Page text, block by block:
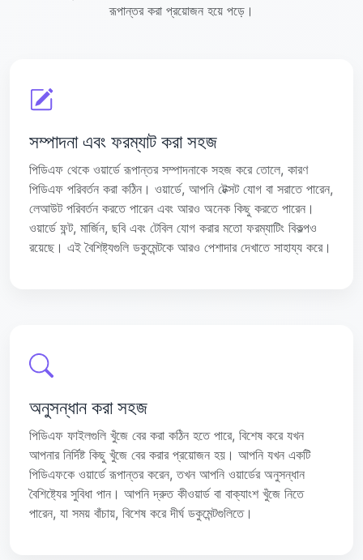
রূপান্তর করা প্রয়োজন হয়ে পড়ে।
সম্পাদনা এবং ফরম্যাট করা সহজ
পিডিএফ থেকে ওয়ার্ডে রূপান্তর সম্পাদনাকে সহজ করে তোলে, কারণ
পিডিএফ পরিবর্তন করা কঠিন। ওয়ার্ডে, আপনি টেক্সট যোগ বা সরাতে পারেন,
লেআউট পরিবর্তন করতে পারেন এবং আরও অনেক কিছু করতে পারেন।
ওয়ার্ডে ফন্ট, মার্জিন, ছবি এবং টেবিল যোগ করার মতো ফরম্যাটিং বিকল্পও
রয়েছে। এই বৈশিষ্ট্যগুলি ডকুমেন্টকে আরও পেশাদার দেখাতে সাহায্য করে।
অনুসন্ধান করা সহজ
পিডিএফ ফাইলগুলি খুঁজে বের করা কঠিন হতে পারে, বিশেষ করে যখন
আপনার নির্দিষ্ট কিছু খুঁজে বের করার প্রয়োজন হয়। আপনি যখন একটি
পিডিএফকে ওয়ার্ডে রূপান্তর করেন, তখন আপনি ওয়ার্ডের অনুসন্ধান
বৈশিষ্ট্যের সুবিধা পান। আপনি দ্রুত কীওয়ার্ড বা বাক্যাংশ খুঁজে নিতে
পারেন, যা সময় বাঁচায়, বিশেষ করে দীর্ঘ ডকুমেন্টগুলিতে।